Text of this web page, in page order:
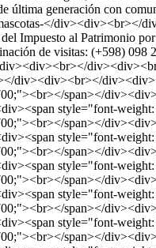
última generación con
</div><div><br></
Impuesto al Patrimonio
de visitas: (+598)
div><div><br></
span></
style="font-
span></
style="font-
span></
style="font-
span></
style="font-
span></
style="font-
span></